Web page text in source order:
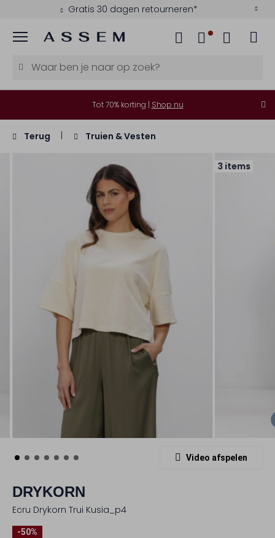
Gratis 30 dagen retourneren*
Menu
Tot 70% korting | Shop nu
Terug Truien & Vesten
3 items
Video afspelen
DRYKORN
Ecru Drykorn Trui Kusia_p4
-50%